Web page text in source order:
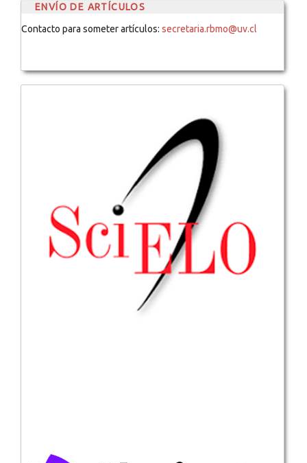
ENVÍO DE ARTÍCULOS
Contacto para someter artículos: secretaria.rbmo@uv.cl